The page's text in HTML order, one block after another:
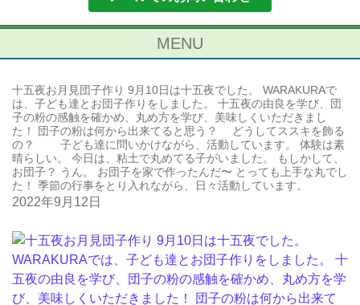
MENU
十五夜お月見団子作り 9月10日は十五夜でした。 WARAKURAで
は、子ども達とお団子作りをしました。 十五夜の由良を学び、団
子の粉の感触を確かめ、丸め方を学び、美味しくいただきまし
た！ 団子の粉は何から出来てると思う？ どうしてススキを飾る
の？ 子ども達に問いかけながら、活動しています。 体験は素
晴らしい。 今日は、粘土で丸めてる子がいました。 もしかして、
お団子？ うん。 お団子を家で作ったんだ〜 とっても上手な丸でし
た！ 季節の行事をとり入れながら、日々活動しています。
2022年9月12日